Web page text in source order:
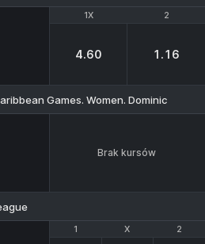
1X 2
1X 2
4.60 1.16
Games. Women. Dominican
Brak kursów
1 X 2
1 X 2